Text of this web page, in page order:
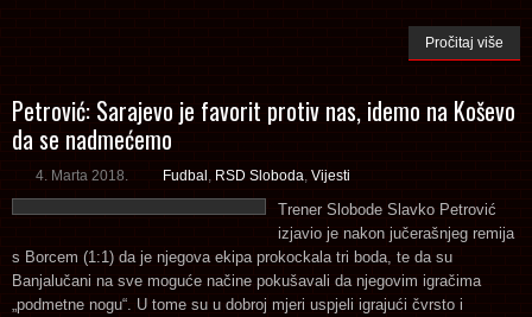
Pročitaj više
Petrović: Sarajevo je favorit protiv nas, idemo na Koševo
da se nadmećemo
4. Marta 2018. Fudbal RSD Sloboda Vijesti
Trener Slobode Slavko Petrović
izjavio je nakon jučerašnjeg remija
s Borcem (1:1) da je njegova ekipa prokockala tri boda, te da su
Banjalučani na sve moguće načine pokušavali da njegovim igračima
„podmetne nogu“. U tome su u dobroj mjeri uspjeli igrajući čvrsto i